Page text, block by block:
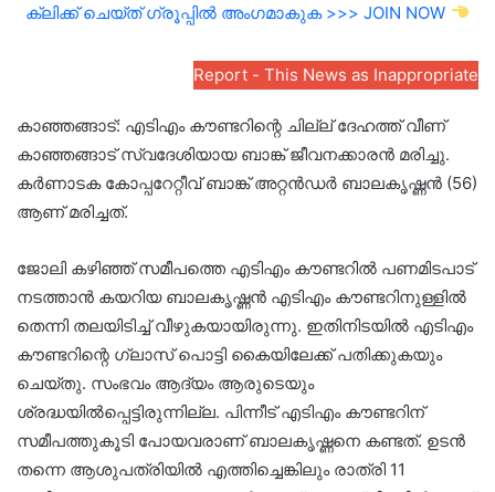
ക്ലിക്ക് ചെയ്ത് ഗ്രൂപ്പിൽ അംഗമാകുക >>> JOIN NOW
Report - This News as Inappropriate
കാഞ്ഞങ്ങാട്: എടിഎം കൗണ്ടറിന്റെ ചില്ല് ദേഹത്ത് വീണ്
കാഞ്ഞങ്ങാട് സ്വദേശിയായ ബാങ്ക് ജീവനക്കാരൻ മരിച്ചു.
കർണാടക കോപ്പറേറ്റീവ് ബാങ്ക് അറ്റൻഡർ ബാലകൃഷ്ണൻ (56)
ആണ് മരിച്ചത്.
ജോലി കഴിഞ്ഞ് സമീപത്തെ എടിഎം കൗണ്ടറിൽ പണമിടപാട്
നടത്താൻ കയറിയ ബാലകൃഷ്ണൻ എടിഎം കൗണ്ടറിനുള്ളിൽ
തെന്നി തലയിടിച്ച് വീഴുകയായിരുന്നു. ഇതിനിടയിൽ എടിഎം
കൗണ്ടറിന്റെ ഗ്ലാസ് പൊട്ടി കൈയിലേക്ക് പതിക്കുകയും
ചെയ്തു. സംഭവം ആദ്യം ആരുടെയും
ശ്രദ്ധയിൽപ്പെട്ടിരുന്നില്ല. പിന്നീട് എടിഎം കൗണ്ടറിന്
സമീപത്തുകൂടി പോയവരാണ് ബാലകൃഷ്ണനെ കണ്ടത്. ഉടൻ
തന്നെ ആശുപത്രിയിൽ എത്തിച്ചെങ്കിലും രാത്രി 11